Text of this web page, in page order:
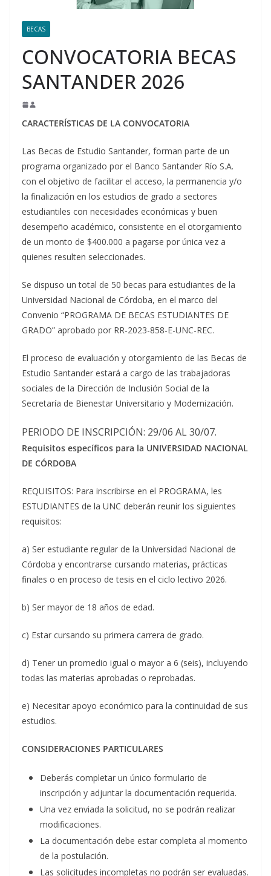
BECAS
CONVOCATORIA BECAS
SANTANDER 2026
CARACTERÍSTICAS DE LA CONVOCATORIA
Las Becas de Estudio Santander, forman parte de un
programa organizado por el Banco Santander Río S.A.
con el objetivo de facilitar el acceso, la permanencia y/o
la finalización en los estudios de grado a sectores
estudiantiles con necesidades económicas y buen
desempeño académico, consistente en el otorgamiento
de un monto de $400.000 a pagarse por única vez a
quienes resulten seleccionades.
Se dispuso un total de 50 becas para estudiantes de la
Universidad Nacional de Córdoba, en el marco del
Convenio “PROGRAMA DE BECAS ESTUDIANTES DE
GRADO” aprobado por RR-2023-858-E-UNC-REC.
El proceso de evaluación y otorgamiento de las Becas de
Estudio Santander estará a cargo de las trabajadoras
sociales de la Dirección de Inclusión Social de la
Secretaría de Bienestar Universitario y Modernización.
PERIODO DE INSCRIPCIÓN: 29/06 AL 30/07.
Requisitos específicos para la UNIVERSIDAD NACIONAL
DE CÓRDOBA
REQUISITOS: Para inscribirse en el PROGRAMA, les
ESTUDIANTES de la UNC deberán reunir los siguientes
requisitos:
a) Ser estudiante regular de la Universidad Nacional de
Córdoba y encontrarse cursando materias, prácticas
finales o en proceso de tesis en el ciclo lectivo 2026.
b) Ser mayor de 18 años de edad.
c) Estar cursando su primera carrera de grado.
d) Tener un promedio igual o mayor a 6 (seis), incluyendo
todas las materias aprobadas o reprobadas.
e) Necesitar apoyo económico para la continuidad de sus
estudios.
CONSIDERACIONES PARTICULARES
Deberás completar un único formulario de
inscripción y adjuntar la documentación requerida.
Una vez enviada la solicitud, no se podrán realizar
modificaciones.
La documentación debe estar completa al momento
de la postulación.
Las solicitudes incompletas no podrán ser evaluadas.